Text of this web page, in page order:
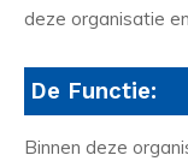
deze organisatie
De Functie:
Binnen deze